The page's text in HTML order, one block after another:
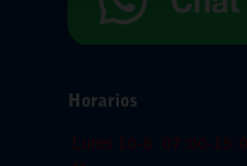
Horarios
Lunes 10-8: 07:00-